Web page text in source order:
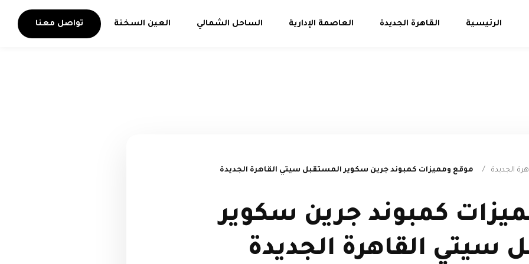
الرئيسية القاهرة الجديدة العاصمة الإدارية الساحل الشمالي العين السخنة تواصل معنا
الجديدة / موقع ومميزات كمبوند جرين سكوير المستقبل سيتي القاهرة الجديدة
كمبوند جرين سكوير
سيتي القاهرة الجديدة